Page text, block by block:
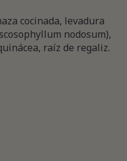
cocinada, levadura
nodosum),
raíz de regaliz.